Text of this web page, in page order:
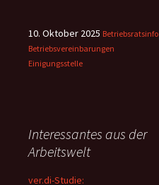
10. Oktober 2025 Betriebsratsinfo
Betriebsvereinbarungen
Einigungsstelle
Interessantes aus der
Arbeitswelt
ver.di-Studie: